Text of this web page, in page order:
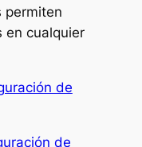
permiten
en cualquier
de
de